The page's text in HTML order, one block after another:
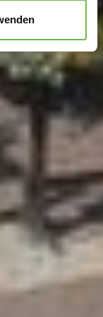
und
oder
und
Sie
ein, dass
Die USA
ein Land mit
durch US-
"Auswahl
erhalten